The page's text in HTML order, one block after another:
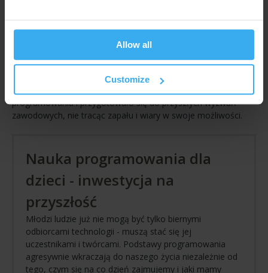
Allow all
Customize
kontakt z młodzieżą, co sprawia, że dzieci nie tylko uczą się
technicznych umiejętności, ale również rozwijają swoje pasje i
atmosferze wsparcia i motywacji, z zachowaniem
indywidualnego podejścia do każdego ucznia. To kluczowe,
programowaniu i przygotowało się do przyszłych wyzwań
zawodowych, nie tracąc zapału i wiary w swoje możliwości.
Nauka programowania dla
dzieci - inwestycja na
przyszłość
Młodzi ludzie już nie mogą być tylko biernymi
odbiorcami technologii - muszą stać się jej
uczestnikami i twórcami. Podstawy programowania
agresywnie wkraczają do naszego życia niezależnie od
tego, czym się na co dzień zajmujemy i jaki mamy